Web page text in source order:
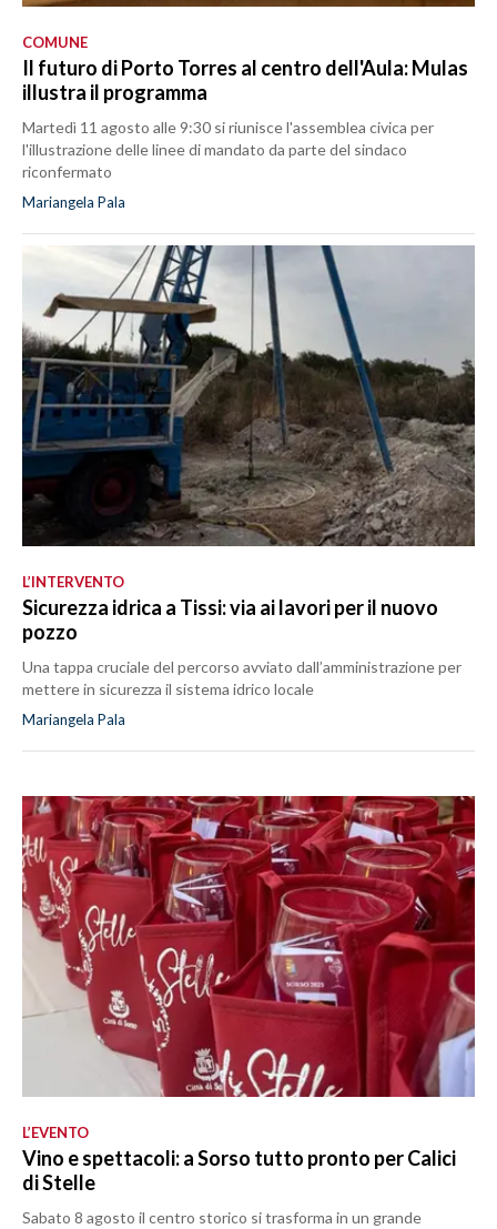
COMUNE
Il futuro di Porto Torres al centro dell'Aula: Mulas
illustra il programma
Martedì 11 agosto alle 9:30 si riunisce l'assemblea civica per
l'illustrazione delle linee di mandato da parte del sindaco
riconfermato
Mariangela Pala
L’INTERVENTO
Sicurezza idrica a Tissi: via ai lavori per il nuovo
pozzo
Una tappa cruciale del percorso avviato dall’amministrazione per
mettere in sicurezza il sistema idrico locale
Mariangela Pala
L’EVENTO
Vino e spettacoli: a Sorso tutto pronto per Calici
di Stelle
Sabato 8 agosto il centro storico si trasforma in un grande